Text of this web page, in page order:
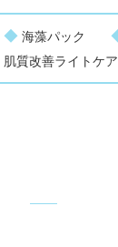
◆ 海藻パック
肌質改善ライトケア